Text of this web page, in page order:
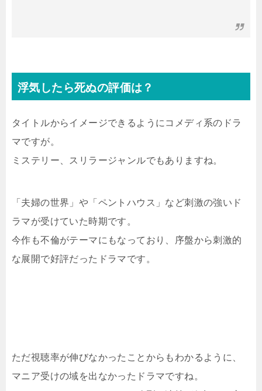
浮気したら死ぬの評価は？
タイトルからイメージできるようにコメディ系のドラ
マですが。
ミステリー、スリラージャンルでもありますね。
「夫婦の世界」や「ペントハウス」など刺激の強いド
ラマが受けていた時期です。
今作も不倫がテーマにもなっており、序盤から刺激的
な展開で好評だったドラマです。
ただ視聴率が伸びなかったことからもわかるように、
マニア受けの域を出なかったドラマですね。